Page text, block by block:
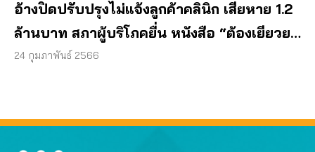
อ้างปิดปรับปรุงไม่แจ้งลูกค้าคลินิก เสียหาย 1.2
ล้านบาท สภาผู้บริโภคยื่น หนังสือ “ต้องเยียวยา
ผู้บริโภค”
24 กุมภาพันธ์ 2566